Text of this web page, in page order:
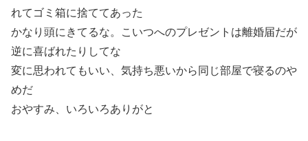
れてゴミ箱に捨ててあった
かなり頭にきてるな。こいつへのプレゼントは離婚届だが
逆に喜ばれたりしてな
変に思われてもいい、気持ち悪いから同じ部屋で寝るのや
めだ
おやすみ、いろいろありがと